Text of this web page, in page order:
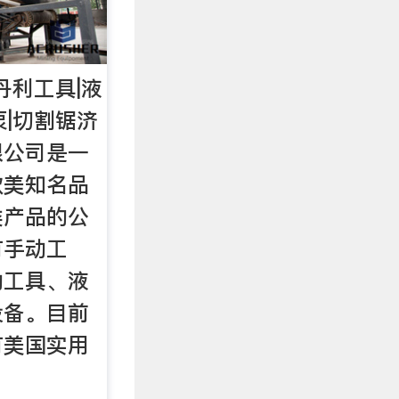
利工具|液
切割锯济
司是一
知名品
品的公
动工
具、液
。目前
国实用